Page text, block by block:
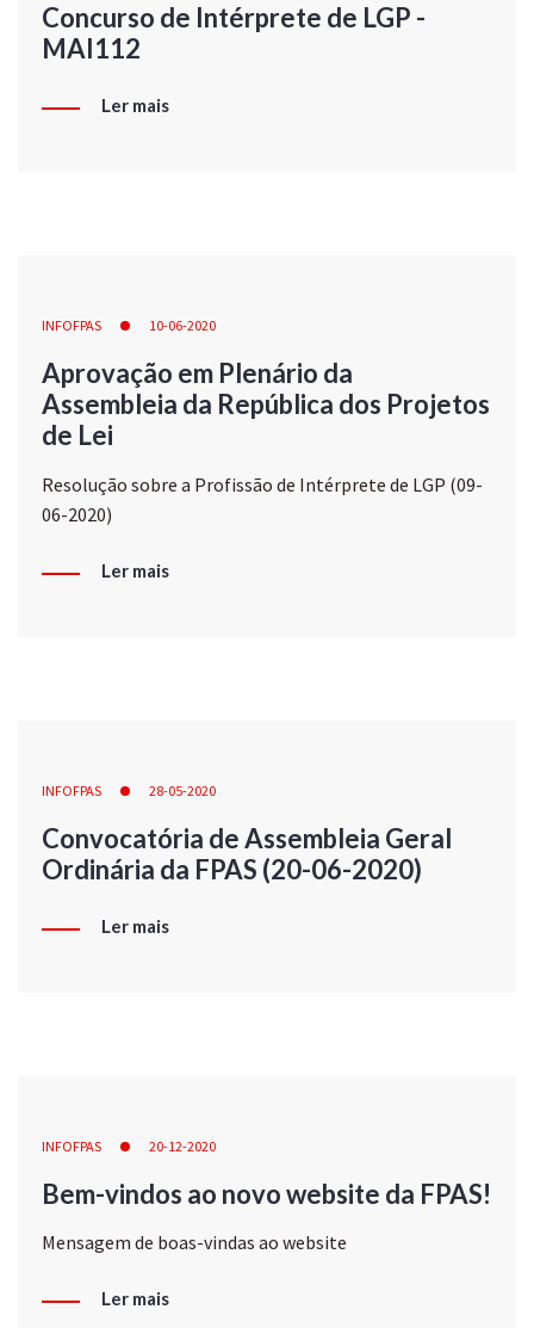
Concurso de Intérprete de LGP -
MAI112
Ler mais
INFOFPAS 10-06-2020
Aprovação em Plenário da
Assembleia da República dos Projetos
de Lei
Resolução sobre a Profissão de Intérprete de LGP (09-
06-2020)
Ler mais
INFOFPAS 28-05-2020
Convocatória de Assembleia Geral
Ordinária da FPAS (20-06-2020)
Ler mais
INFOFPAS 20-12-2020
Bem-vindos ao novo website da FPAS!
Mensagem de boas-vindas ao website
Ler mais